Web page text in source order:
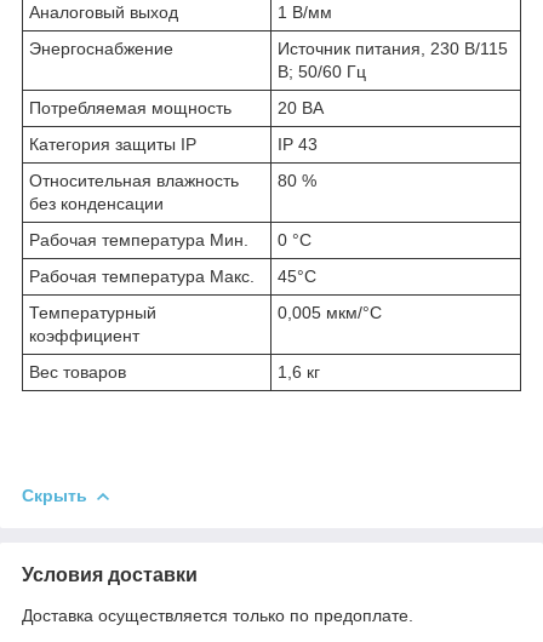
Аналоговый выход
1 В/мм
Энергоснабжение
Источник питания, 230 В/115
В; 50/60 Гц
Потребляемая мощность
20 ВА
Категория защиты IP
IP 43
Относительная влажность
без конденсации
80 %
Рабочая температура Мин.
0 °С
Рабочая температура Макс.
45°С
Температурный
коэффициент
0,005 мкм/°С
Вес товаров 1,6 кг
Скрыть
Условия доставки
Доставка осуществляется только по предоплате.